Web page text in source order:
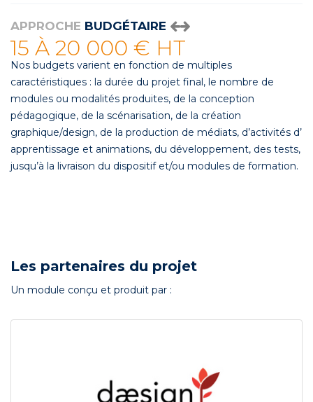
APPROCHE BUDGÉTAIRE
15 À 20 000 € HT
Nos budgets varient en fonction de multiples
caractéristiques : la durée du projet final, le nombre de
modules ou modalités produites, de la conception
pédagogique, de la scénarisation, de la création
graphique/design, de la production de médiats, d’activités d’
apprentissage et animations, du développement, des tests,
jusqu’à la livraison du dispositif et/ou modules de formation.
Les partenaires du projet
Un module conçu et produit par :